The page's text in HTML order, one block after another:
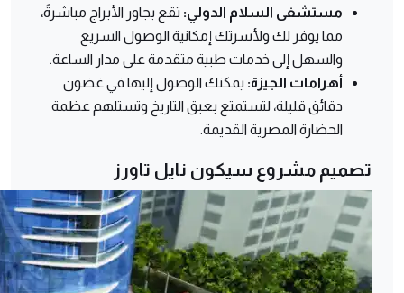
مستشفى السلام الدولي: تقع بجاور الأبراج مباشرةً،
مما يوفر لك ولأسرتك إمكانية الوصول السريع
والسهل إلى خدمات طبية متقدمة على مدار الساعة.
أهرامات الجيزة: يمكنك الوصول إليها في غضون
دقائق قليلة، لتستمتع بعبق التاريخ وتستلهم عظمة
الحضارة المصرية القديمة.
تصميم مشروع سيكون نايل تاورز